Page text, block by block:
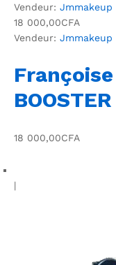
Vendeur: Jmmakeup
18 000,00CFA
Vendeur: Jmmakeup
18 000,00CFA
|